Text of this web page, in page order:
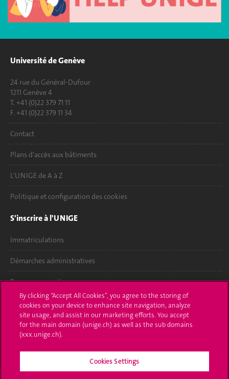
Université de Genève
24 rue du Général-Dufour
1211 Genève 4
T. +41 (0)22 379 71 11
F. +41 (0)22 379 11 34
Contact
Plans d'accès aux bâtiments
L'UNIGE de A à Z
Politique et configuration des cookies
S'inscrire à l'UNIGE
Immatriculations
Démarches administratives
Poser une question
L'UNIGE vous informe
UNIGE Mobile
By clicking “Accept All Cookies”, you agree to the storing of
cookies on your device to enhance site navigation, analyze
site usage, and assist in our marketing efforts. You accept
for the main domain (unige.ch) as well as the sub domains
(xxx.unige.ch).
Cookies Settings